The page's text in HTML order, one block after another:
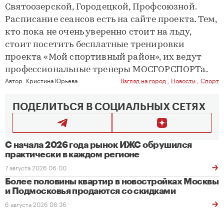
Святоозерской, Городецкой, Профсоюзной.
Расписание сеансов есть на сайте проекта. Тем,
кто пока не очень уверенно стоит на льду,
стоит посетить бесплатные тренировки
проекта «Мой спортивный район», их ведут
профессиональные тренеры МОСГОРСПОРТа.
Автор: Кристина Юрьева Взгляд на город Новости Спорт
ПОДЕЛИТЬСЯ В СОЦИАЛЬНЫХ СЕТЯХ
С начала 2026 года рынок ИЖС обрушился
практически в каждом регионе
7 августа 2026 06:00
Более половины квартир в новостройках Москвы
и Подмосковья продаются со скидками
6 августа 2026 08:36